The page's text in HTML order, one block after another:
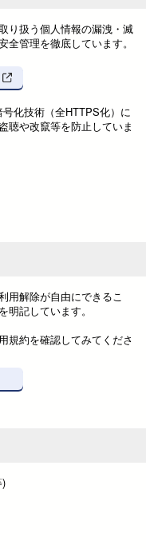
り扱う個人情報の漏洩・滅
管理を徹底しています。
化技術（全HTTPS化）に
聴や改竄等を防止していま
用解除が自由にできるこ
記しています。
規約を確認してみてくださ